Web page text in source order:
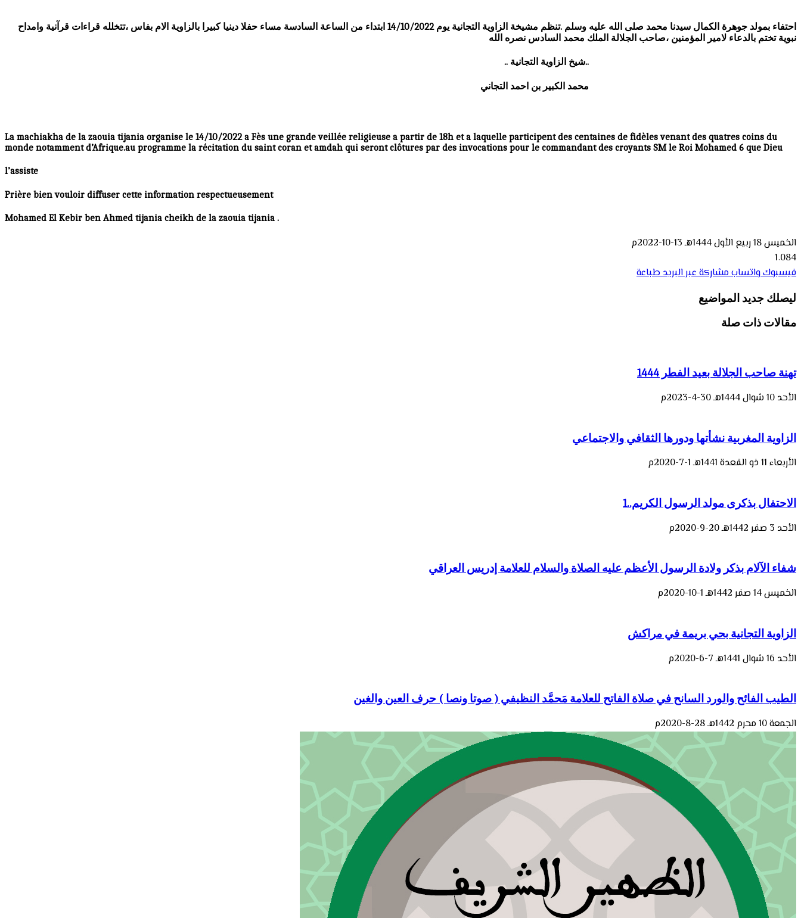
احتفاء بمولد جوهرة الكمال سيدنا محمد صلى الله عليه وسلم .تنظم مشيخة الزاوية التجانية يوم 14/10/2022 ابتداء من الساعة السادسة مساء حفلا دينيا كبيرا بالزاوية الام بفاس ،تتخلله قراءات قرآنية وامداح
نبوية تختم بالدعاء لامير المؤمنين ،صاحب الجلالة الملك محمد السادس نصره الله
..شيخ الزاوية التجانية ..
محمد الكبير بن احمد التجاني
La machiakha de la zaouia tijania organise le 14/10/2022 a Fès une grande veillée religieuse a partir de 18h et a laquelle participent des centaines de fidèles venant des quatres coins du
monde notamment d’Afrique.au programme la récitation du saint coran et amdah qui seront clôtures par des invocations pour le commandant des croyants SM le Roi Mohamed 6 que Dieu
l’assiste
Prière bien vouloir diffuser cette information respectueusement
. Mohamed El Kebir ben Ahmed tijania cheikh de la zaouia tijania
الخميس 18 ربيع الأول 1444هـ 13-10-2022م
1٬084
فيسبوكواتسابمشاركة عبر البريدطباعة
ليصلك جديد المواضيع
مقالات ذات صلة
تهنة صاحب الجلالة بعيد الفطر 1444
الأحد 10 شوال 1444هـ 30-4-2023م
الزاوية المغربية نشأتها ودورها الثقافي والاجتماعي
الأربعاء 11 ذو القعدة 1441هـ 1-7-2020م
الاحتفال بذكرى مولد الرسول الكريم..1
الأحد 3 صفر 1442هـ 20-9-2020م
شفاء الآلام بذكر ولادة الرسول الأعظم عليه الصلاة والسلام للعلامة إدريس العراقي
الخميس 14 صفر 1442هـ 1-10-2020م
الزاوية التجانية بحي بريمة في مراكش
الأحد 16 شوال 1441هـ 7-6-2020م
الطيب الفائح والورد السانح في صلاة الفاتح للعلامة مَحمَّد النظيفي ( صوتا ونصا ) حرف العين والغين
الجمعة 10 محرم 1442هـ 28-8-2020م